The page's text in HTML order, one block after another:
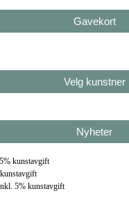
Gavekort
Velg kunstner
Nyheter
kunstavgift
5% kunstavgift